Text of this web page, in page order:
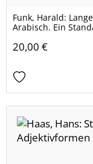
Funk, Harald:
Arabisch. Ein
20,00 €